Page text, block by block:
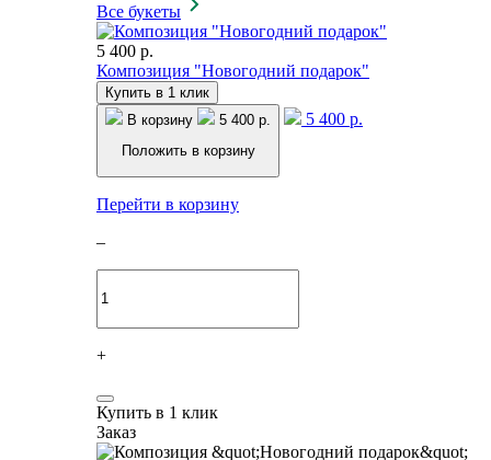
Все букеты
5 400 р.
Композиция "Новогодний подарок"
Купить в 1 клик
В корзину
5 400 р.
Положить в корзину
5 400 р.
Перейти в корзину
–
+
Купить в 1 клик
Заказ